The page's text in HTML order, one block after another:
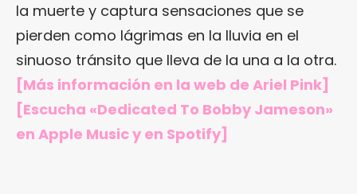
la muerte y captura sensaciones que se
pierden como lágrimas en la lluvia en el
sinuoso tránsito que lleva de la una a la otra.
[Más información en la web de Ariel Pink]
[Escucha «Dedicated To Bobby Jameson»
en Apple Musicy en Spotify]